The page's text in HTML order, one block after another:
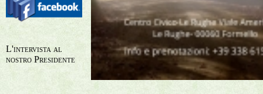
L'intervista al
nostro Presidente